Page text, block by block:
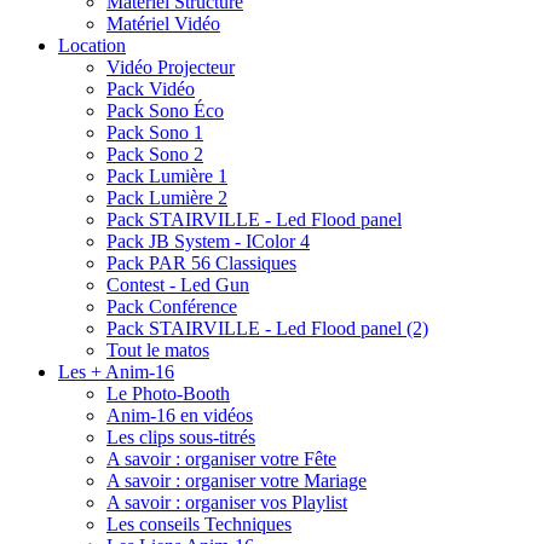
Matériel Vidéo
Location
Vidéo Projecteur
Pack Vidéo
Pack Sono Éco
Pack Sono 1
Pack Sono 2
Pack Lumière 1
Pack Lumière 2
Pack STAIRVILLE - Led Flood panel
Pack JB System - IColor 4
Pack PAR 56 Classiques
Contest - Led Gun
Pack Conférence
Pack STAIRVILLE - Led Flood panel (2)
Tout le matos
Les + Anim-16
Le Photo-Booth
Anim-16 en vidéos
Les clips sous-titrés
A savoir : organiser votre Fête
A savoir : organiser votre Mariage
A savoir : organiser vos Playlist
Les conseils Techniques